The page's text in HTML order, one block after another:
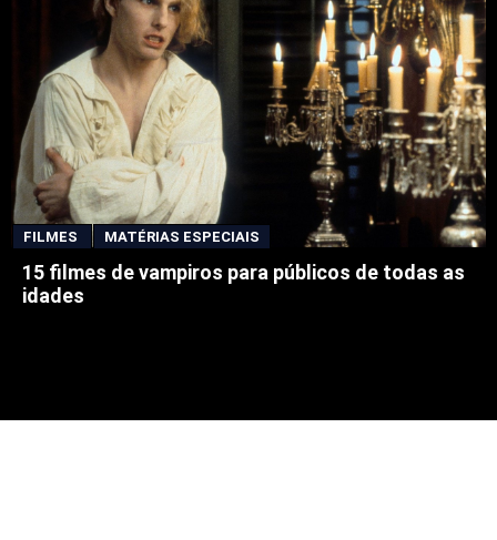
FILMES MATÉRIAS ESPECIAIS
15 filmes de vampiros para públicos de todas as
idades